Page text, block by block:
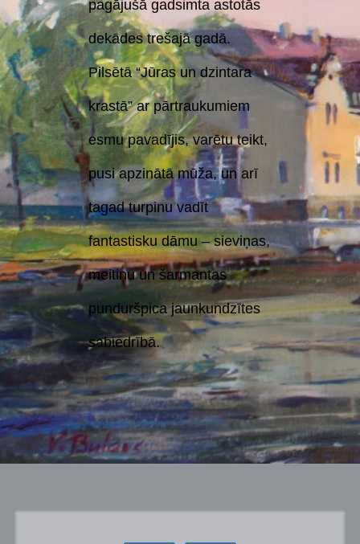
pagājušā gadsimta astotās
dekādes trešajā gadā.
Pilsētā “Jūras un dzintara
krastā” ar pārtraukumiem
esmu pavadījis, varētu teikt,
pusi apzinātā mūža, un arī
tagad turpinu vadīt
fantastisku dāmu – sieviņas,
meitiņu un šarmantas
punduršpica jaunkundzītes
sabiedrībā.